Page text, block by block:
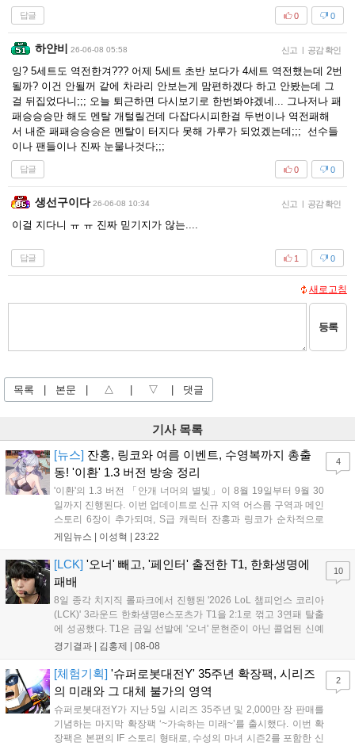
답글 0
0
하얀비 26-06-08 05:58 신고 | 공감 확인
잉? 5세트도 역전한겨??? 어제 5세트 초반 보다가 4세트 역전했는데 2번
될까? 이건 안될꺼 같에 차라리 안보는게 맘편하겠다 하고 안봤는데 그
걸 뒤집었다니;;; 오늘 퇴근하면 다시보기로 한번봐야겠네... 그나저나 패
패승승승만 해도 멘탈 개털릴건데 다잡다시피한걸 두번이나 역전패해
서 내준 패패승승승은 멘탈이 터지다 못해 가루가 되었겠는데;;; 선수들
이나 팬들이나 진짜 눈물나것다;;;
답글 0
0
생선구이다 26-06-08 10:34 신고 | 공감 확인
이걸 지다니 ㅠ ㅠ 진짜 믿기지가 않는....
답글 0
1
새로고침
등록
목록 본문 △ ▽ 댓글
기사 목록
[뉴스] 잔홍, 링코와 여름 이벤트, 수영복까지 총출
동! '이환' 1.3 버전 방송 정리
'이환'의 1.3 버전 「안개 너머의 별빛」이 8월 19일부터 9월 30
일까지 진행된다. 이번 업데이트로 신규 지역 어스름 구역과 메인
스토리 6장이 추가되며, S급 캐릭터 잔홍과 링코가 순차적으로
등장한다. 여름 시즌을 맞아 비치발리볼, 수상 오토바이 등 다채
의성도 강화된다. 8월 11일까지 사용 가능한 교환 코드 3종이 제
공되며, 상세 일정은 공식 채널을 통해 확인할 수 있다....
게임뉴스 | 이성혁 23:22
4
[LCK] '오너' 빼고, '페인터' 출전한 T1, 한화생명에
패배
8일 종각 치지직 롤파크에서 진행된 '2026 LoL 챔피언스 코리아
(LCK)' 3라운드 한화생명e스포츠가 T1을 2:1로 꺾고 3연패 탈출
에 성공했다. T1은 금일 선발에 '오너' 문현준이 아닌 콜업된 신예
'페인터' 김은후를 투입했지만, 결국 1:2로 패배하고 말았다. T1은
을 빼냈다....
경기결과 | 김홍제 08-08
10
[체험기획] '슈퍼로봇대전Y' 35주년 확장팩, 시리즈
의 미래와 그 대체 불가의 영역
슈퍼로봇대전Y가 지난 5일 시리즈 35주년 및 2,000만 장 판매를
기념하는 마지막 확장팩 ‘~가속하는 미래~’를 출시했다. 이번 확
장팩은 본편의 IF 스토리 형태로, 수성의 마녀 시즌2를 포함한 신
2